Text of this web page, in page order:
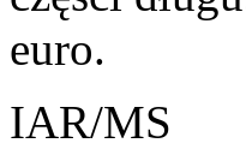
euro.
IAR/MS